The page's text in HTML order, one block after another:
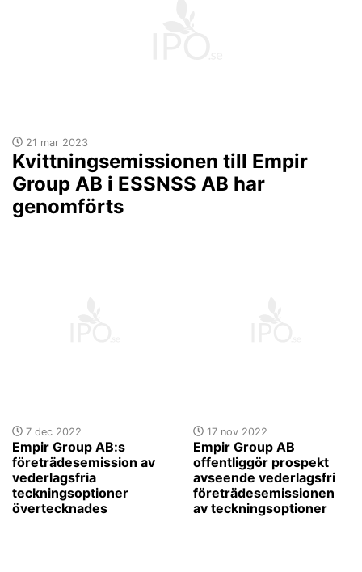
21 mar 2023
Kvittningsemissionen till Empir
Group AB i ESSNSS AB har
genomförts
7 dec 2022
Empir Group AB:s
företrädesemission av
vederlagsfria
teckningsoptioner
övertecknades
17 nov 2022
Empir Group AB
offentliggör prospekt
avseende vederlagsfri
företrädesemissionen
av teckningsoptioner